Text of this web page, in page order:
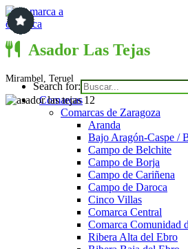
Saltar
al
contenido
Comarca a comarca
Search for:
Comarcas
Comarcas de Zaragoza
Aranda
Bajo Aragón-Caspe /
Campo de Belchite
Campo de Borja
Campo de Cariñena
Campo de Daroca
Cinco Villas
Comarca Central
Comarca Comunidad
Ribera Alta del Ebro
Asador Las Tejas
Mirambel, Teruel